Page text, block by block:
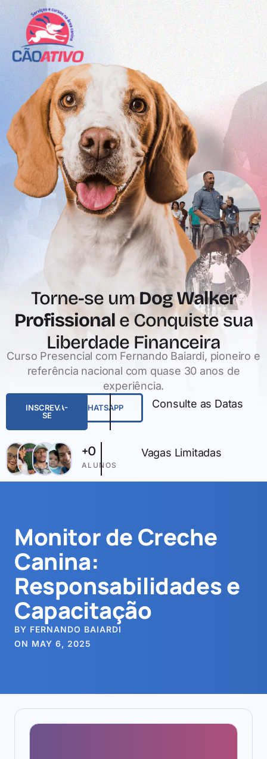
Torne-se umDog Walker
Profissional e Conquiste sua
Liberdade Financeira
Curso Presencial com Fernando Baiardi, pioneiro e
referência nacional com quase 30 anos de
experiência.
INSCREVA-
SE
WHATSAPP Consulte as Datas
ALUNOS
+0 Vagas Limitadas
Monitor de Creche
Canina:
Responsabilidades e
Capacitação
BY FERNANDO BAIARDI
ON MAY 6, 2025